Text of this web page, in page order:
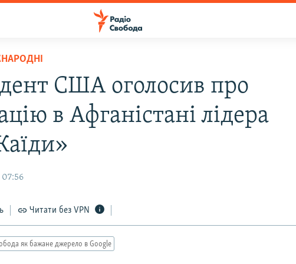
США оголосив про
в Афганістані лідера
Читати без VPN
як бажане джерело в Google